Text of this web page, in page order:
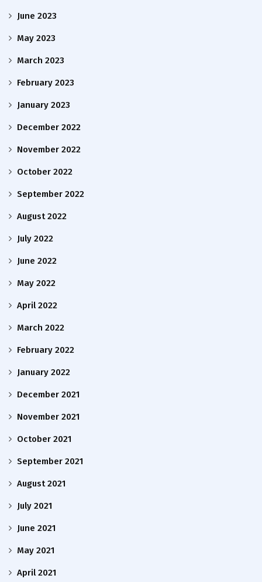
June 2023
May 2023
March 2023
February 2023
January 2023
December 2022
November 2022
October 2022
September 2022
August 2022
July 2022
June 2022
May 2022
April 2022
March 2022
February 2022
January 2022
December 2021
November 2021
October 2021
September 2021
August 2021
July 2021
June 2021
May 2021
April 2021